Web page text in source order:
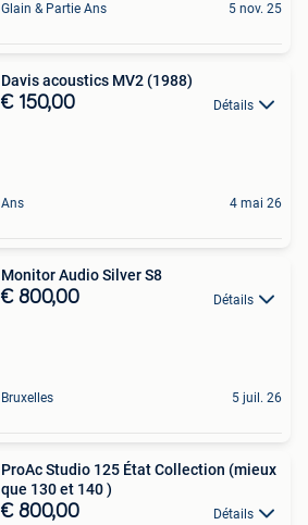
Glain & Partie Ans 5 nov. 25
Davis acoustics MV2 (1988)
€ 150,00 Détails
Ans 4 mai 26
Monitor Audio Silver S8
€ 800,00 Détails
Bruxelles 5 juil. 26
ProAc Studio 125 État Collection (mieux
que 130 et 140 )
€ 800,00 Détails